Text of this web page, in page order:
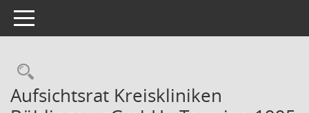
Toggle navigation
Rechercheauswahl
Aufsichtsrat Kreiskliniken